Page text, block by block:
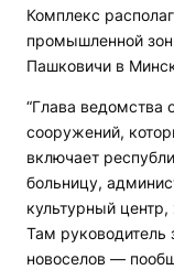
Комплекс
промышленной
Пашковичи в
“Глава ведомства
сооружений,
включает
больницу,
культурный
Там руководитель
новоселов —